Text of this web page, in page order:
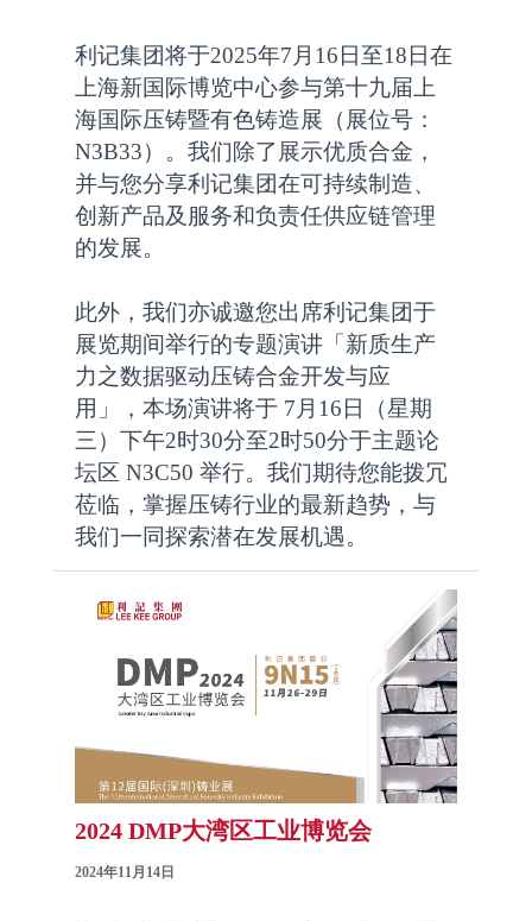
利记集团将于2025年7月16日至18日在
上海新国际博览中心参与第十九届上
海国际压铸暨有色铸造展（展位号：
N3B33）。我们除了展示优质合金，
并与您分享利记集团在可持续制造、
创新产品及服务和负责任供应链管理
的发展。
此外，我们亦诚邀您出席利记集团于
展览期间举行的专题演讲「新质生产
力之数据驱动压铸合金开发与应
用」，本场演讲将于 7月16日（星期
三）下午2时30分至2时50分于主题论
坛区 N3C50 举行。我们期待您能拨冗
莅临，掌握压铸行业的最新趋势，与
我们一同探索潜在发展机遇。
2024 DMP大湾区工业博览会
2024年11月14日